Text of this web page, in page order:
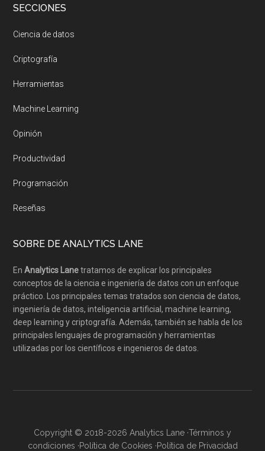
SECCIONES
Ciencia de datos
Criptografía
Herramientas
Machine Learning
Opinión
Productividad
Programación
Reseñas
SOBRE DE ANALYTICS LANE
EnAnalytics Lanetratamos de explicar los principales
conceptos de la ciencia e ingeniería de datos con un enfoque
práctico. Los principales temas tratados son ciencia de datos,
ingeniería de datos, inteligencia artificial, machine learning,
deep learning y criptografía. Además, también se habla de los
principales lenguajes de programación y herramientas
utilizadas por los científicos e ingenieros de datos.
Copyright © 2018-2026 Analytics Lane ·Términos y
condiciones ·Política de Cookies ·Política de Privacidad